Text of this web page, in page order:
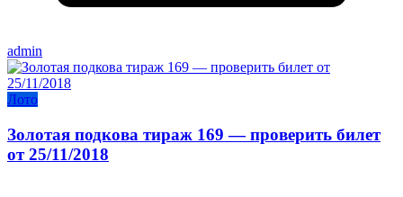
admin
Лото
Золотая подкова тираж 169 — проверить билет
от 25/11/2018